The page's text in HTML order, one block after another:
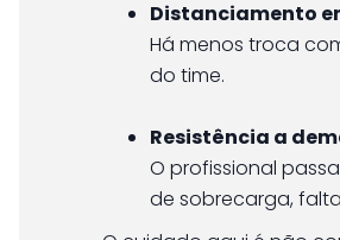
Distanciamento
Há menos troca
do time.
Resistência a
O profissional
de sobrecarga,